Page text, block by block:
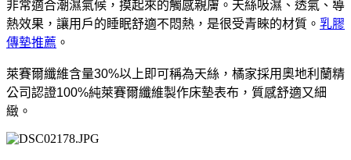
非常適合潮濕氣候，摸起來的觸感親膚。 天絲吸濕、透氣、導
熱效果，讓用戶的睡眠舒適不悶熱，是很受青睞的材質。 乳膠
傳墊推薦 。
萊賽爾纖維含量30%以上即可稱為天絲，橘家採用奧地利蘭精
公司認證100%純萊賽爾纖維製作床墊表布，質感舒適又細
緻。